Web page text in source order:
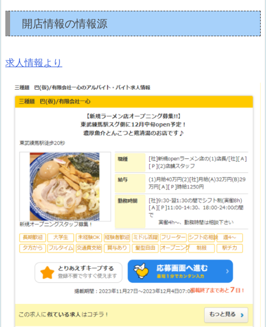
開店情報の情報源
求人情報より